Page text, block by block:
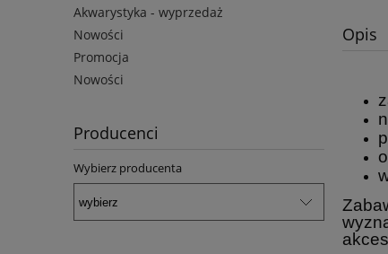
Akwarystyka - wyprzedaż
Nowości
Promocja
Nowości
Producenci
Wybierz producenta
Opis